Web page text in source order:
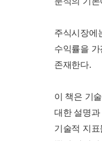
주식시장에
수익률을
존재한다.
이 책은 기
대한 설명
기술적 지